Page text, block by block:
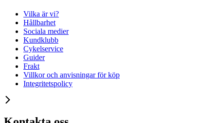
Vilka är vi?
Hållbarhet
Sociala medier
Kundklubb
Cykelservice
Guider
Frakt
Villkor och anvisningar för köp
Integritetspolicy